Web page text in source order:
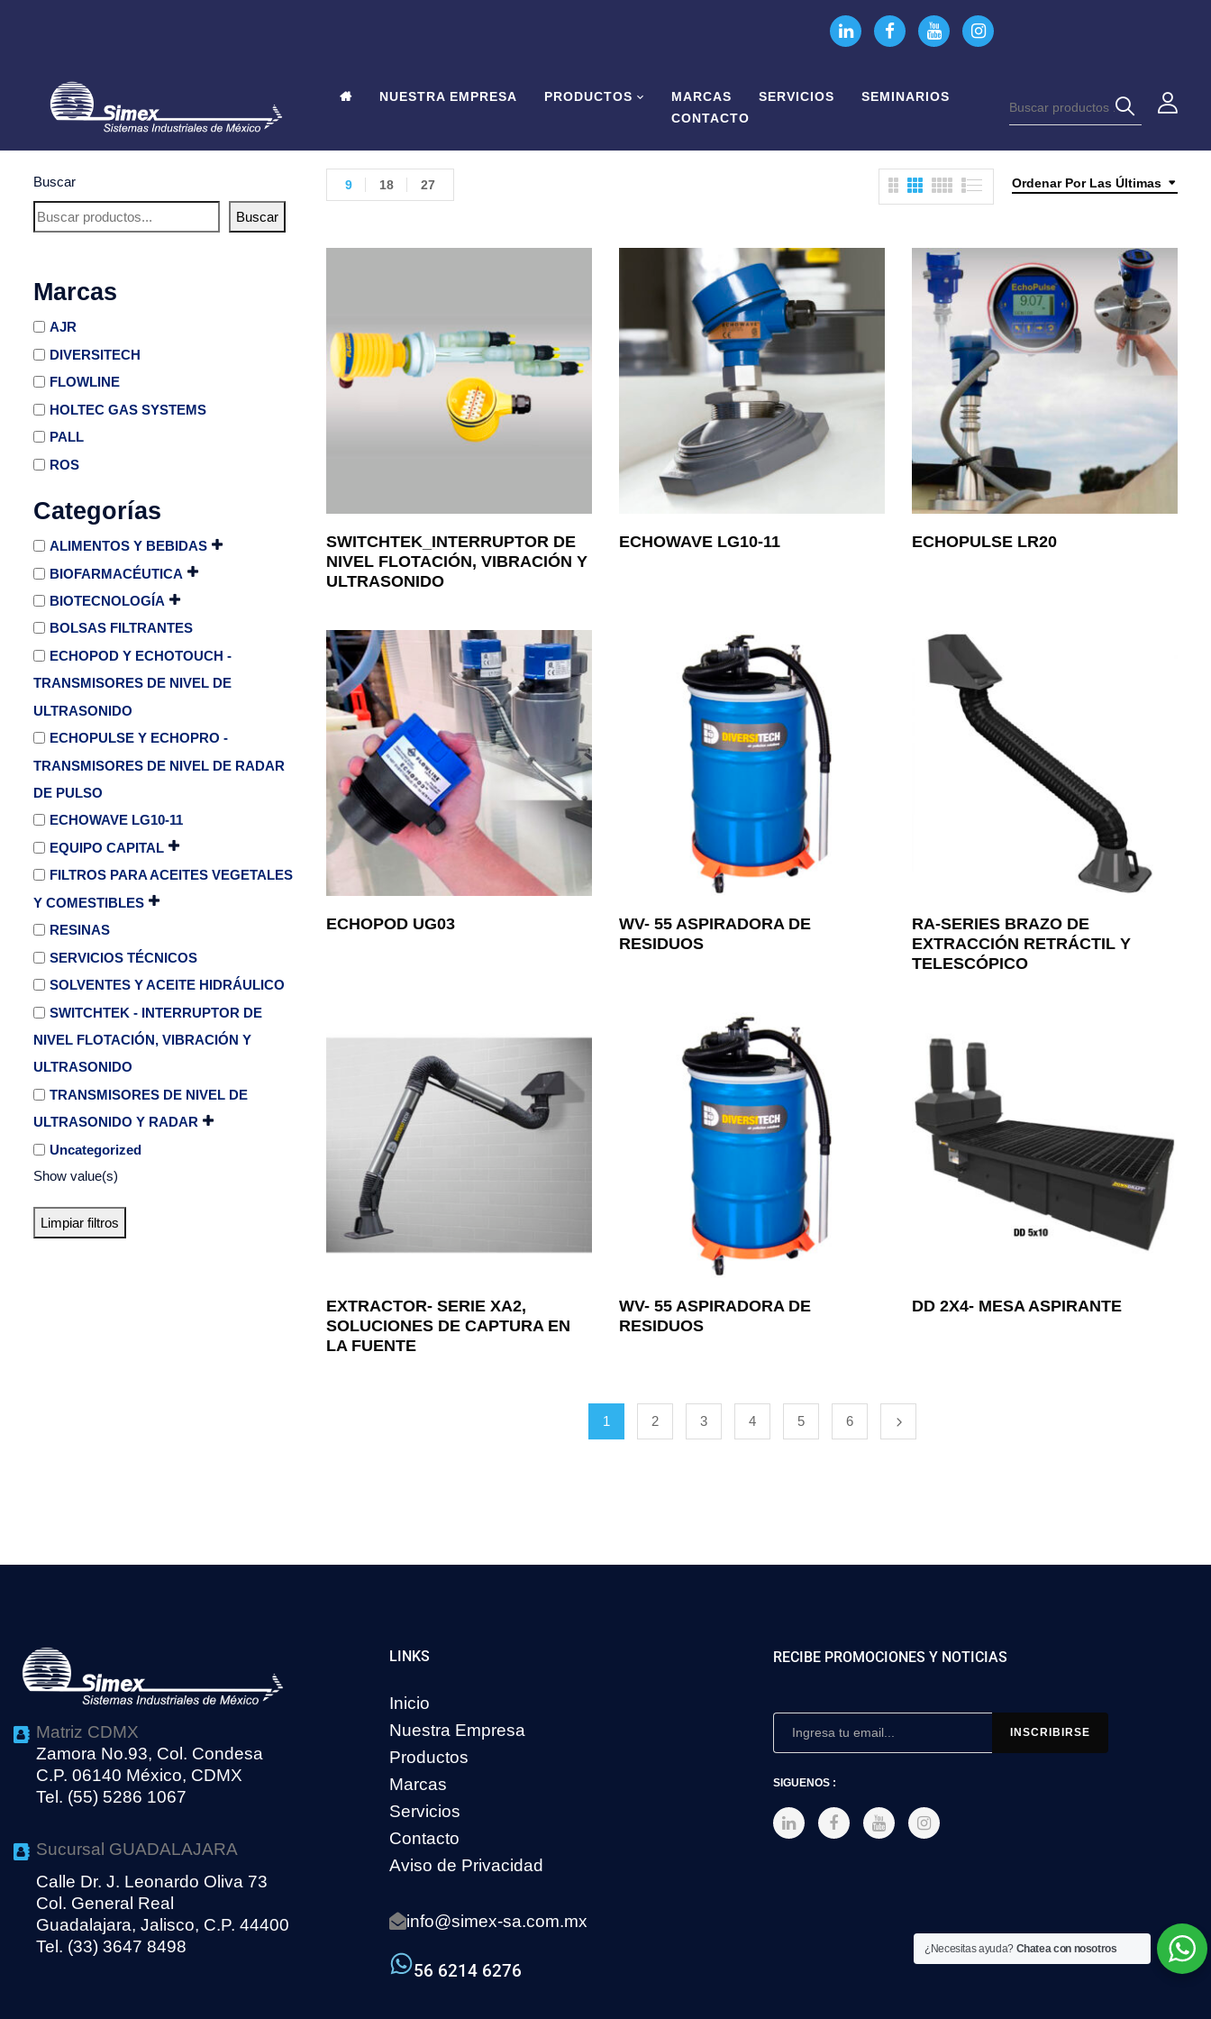
NUESTRA EMPRESA PRODUCTOS MARCAS SERVICIOS
SEMINARIOS
CONTACTO
Buscar
Buscar
Marcas
AJR
DIVERSITECH
FLOWLINE
HOLTEC GAS SYSTEMS
PALL
ROS
Categorías
ALIMENTOS Y BEBIDAS
BIOFARMACÉUTICA
BIOTECNOLOGÍA
BOLSAS FILTRANTES
ECHOPOD Y ECHOTOUCH -
TRANSMISORES DE NIVEL DE
ULTRASONIDO
ECHOPULSE Y ECHOPRO -
TRANSMISORES DE NIVEL DE RADAR
DE PULSO
ECHOWAVE LG10-11
EQUIPO CAPITAL
FILTROS PARA ACEITES VEGETALES
Y COMESTIBLES
RESINAS
SERVICIOS TÉCNICOS
SOLVENTES Y ACEITE HIDRÁULICO
SWITCHTEK - INTERRUPTOR DE
NIVEL FLOTACIÓN, VIBRACIÓN Y
ULTRASONIDO
TRANSMISORES DE NIVEL DE
ULTRASONIDO Y RADAR
Uncategorized
Show value(s)
Limpiar filtros
Ordenar Por Las Últimas
9 18 27
SWITCHTEK_INTERRUPTOR DE
NIVEL FLOTACIÓN, VIBRACIÓN Y
ULTRASONIDO
ECHOWAVE LG10-11 ECHOPULSE LR20
ECHOPOD UG03
WV- 55 ASPIRADORA DE
RESIDUOS
RA-SERIES BRAZO DE
EXTRACCIÓN RETRÁCTIL Y
TELESCÓPICO
EXTRACTOR- SERIE XA2,
SOLUCIONES DE CAPTURA EN
LA FUENTE
WV- 55 ASPIRADORA DE
RESIDUOS
DD 2X4- MESA ASPIRANTE
1 2 3 4 5 6
Matriz CDMX
Zamora No.93, Col. Condesa
C.P. 06140 México, CDMX
Tel. (55) 5286 1067
Sucursal GUADALAJARA
Calle Dr. J. Leonardo Oliva 73
Col. General Real
Guadalajara, Jalisco, C.P. 44400
Tel. (33) 3647 8498
LINKS
Inicio
Nuestra Empresa
Productos
Marcas
Servicios
Contacto
Aviso de Privacidad
info@simex-sa.com.mx
56 6214 6276
RECIBE PROMOCIONES Y NOTICIAS
SIGUENOS :
¿Necesitas ayuda? Chatea con nosotros